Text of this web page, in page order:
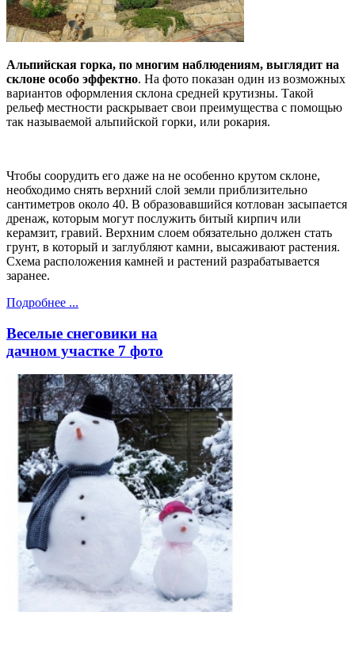
Альпийская горка, по многим наблюдениям, выглядит на
склоне особо эффектно. На фото показан один из возможных
вариантов оформления склона средней крутизны. Такой
рельеф местности раскрывает свои преимущества с помощью
так называемой альпийской горки, или рокария.
Чтобы соорудить его даже на не особенно крутом склоне,
необходимо снять верхний слой земли приблизительно
сантиметров около 40. В образовавшийся котлован засыпается
дренаж, которым могут послужить битый кирпич или
керамзит, гравий. Верхним слоем обязательно должен стать
грунт, в который и заглубляют камни, высаживают растения.
Схема расположения камней и растений разрабатывается
заранее.
Подробнее ...
Веселые снеговики на
дачном участке 7 фото